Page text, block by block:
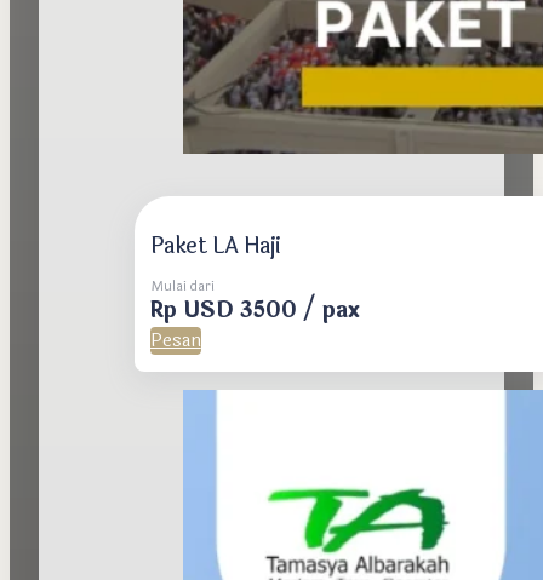
Paket LA Haji
Mulai dari
Rp USD 3500 / pax
Pesan